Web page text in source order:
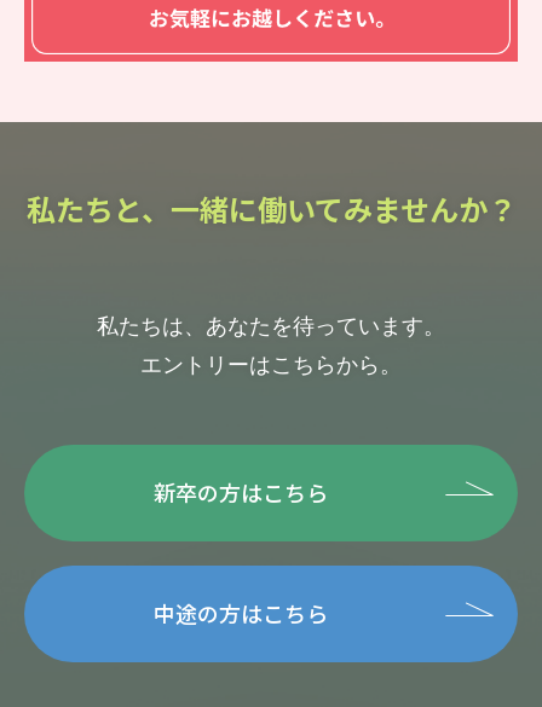
私たちと、一緒に働いてみませんか？
私たちは、あなたを待っています。
エントリーはこちらから。
新卒の方はこちら
中途の方はこちら